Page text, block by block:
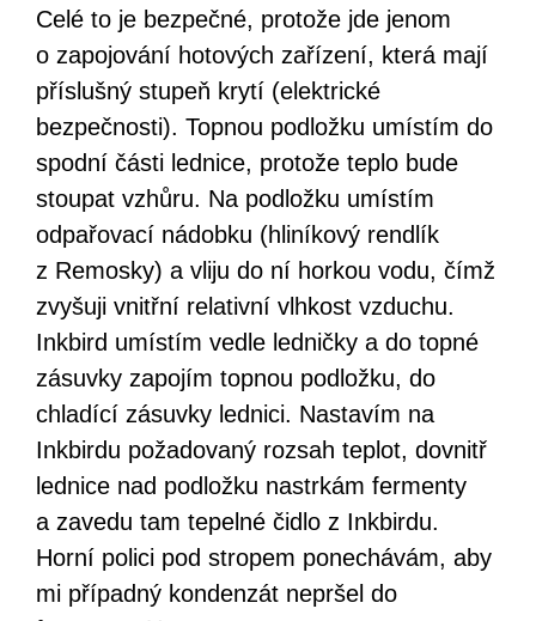
Celé to je bezpečné, protože jde jenom
o zapojování hotových zařízení, která mají
příslušný stupeň krytí (elektrické
bezpečnosti). Topnou podložku umístím do
spodní části lednice, protože teplo bude
stoupat vzhůru. Na podložku umístím
odpařovací nádobku (hliníkový rendlík
z Remosky) a vliju do ní horkou vodu, čímž
zvyšuji vnitřní relativní vlhkost vzduchu.
Inkbird umístím vedle ledničky a do topné
zásuvky zapojím topnou podložku, do
chladící zásuvky lednici. Nastavím na
Inkbirdu požadovaný rozsah teplot, dovnitř
lednice nad podložku nastrkám fermenty
a zavedu tam tepelné čidlo z Inkbirdu.
Horní polici pod stropem ponechávám, aby
mi případný kondenzát nepršel do